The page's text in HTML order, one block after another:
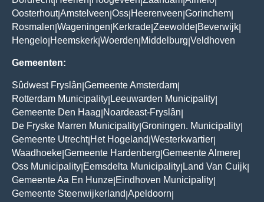
Oosterhout|Amstelveen Oss Heerenveen Gorinchem
Rosmalen Wageningen Kerkrade Zeewolde Beverwijk
Hengelo Heemskerk Woerden Middelburg Veldhoven
Gemeenten:
Sûdwest Fryslân Gemeente Amsterdam
Rotterdam Municipality Leeuwarden Municipality
Gemeente Den Haag Noardeast-Fryslân
De Fryske Marren Municipality Groningen. Municipality
Gemeente Utrecht| Het Hogeland Westerkwartier
Waadhoeke Gemeente Hardenberg Gemeente Almere
Oss Municipality Eemsdelta Municipality Land Van Cuijk
Gemeente Aa En Hunze Eindhoven Municipality
Gemeente Steenwijkerland Apeldoorn